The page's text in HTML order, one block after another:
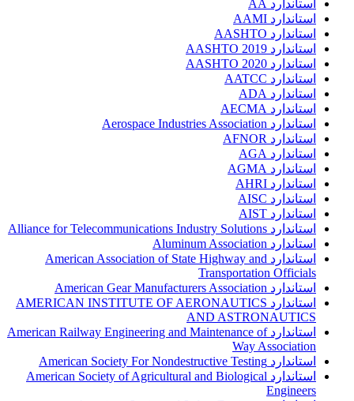
استاندارد AA
استاندارد AAMI
استاندارد AASHTO
استاندارد AASHTO 2019
استاندارد AASHTO 2020
استاندارد AATCC
استاندارد ADA
استاندارد AECMA
استاندارد Aerospace Industries Association
استاندارد AFNOR
استاندارد AGA
استاندارد AGMA
استاندارد AHRI
استاندارد AISC
استاندارد AIST
استاندارد Alliance for Telecommunications Industry Solutions
استاندارد Aluminum Association
استاندارد American Association of State Highway and
Transportation Officials
استاندارد American Gear Manufacturers Association
استاندارد AMERICAN INSTITUTE OF AERONAUTICS
AND ASTRONAUTICS
استاندارد American Railway Engineering and Maintenance of
Way Association
استاندارد American Society For Nondestructive Testing
استاندارد American Society of Agricultural and Biological
Engineers